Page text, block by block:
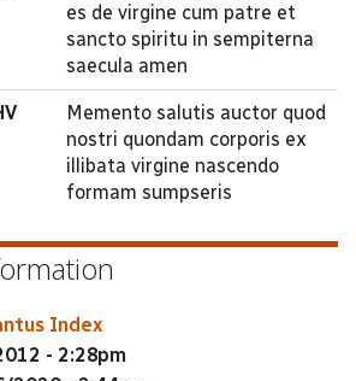
es de virgine cum patre et
sancto spiritu in sempiterna
saecula amen
Memento salutis auctor quod
nostri quondam corporis ex
illibata virgine nascendo
formam sumpseris
Index
- 2:28pm